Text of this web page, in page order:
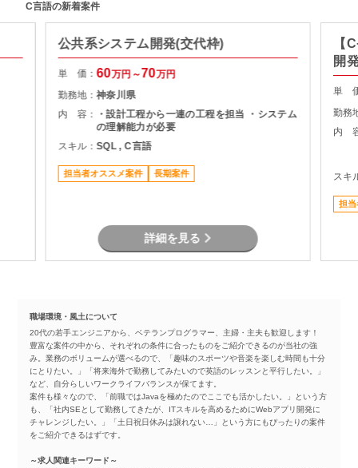
C言語の新着案件
公共系システム開発(交代枠)
単 価：60万円～70万円
勤務地：神奈川県
内 容：
・設計工程から一連の工程を担当 ・システム
の理解能力が必要
スキル：SQL , C言語
担当者オススメ案件 長期案件
詳細を見る
【
開
単
勤務
内
スキ
担当
職場環境・風土について
20代の若手エンジニアから、ベテランプログラマー、主婦・主夫も歓迎します！
豊富な案件の中から、それぞれの条件に合ったものをご紹介できるのが当社の強
み。業務のボリュームが選べるので、「趣味のスポーツや音楽を楽しむ時間も十分
にとりたい。」「将来海外で勤務してみたいので英語のレッスンと平行したい。」
など、自分らしいワークライフバランスが保てます。
案件も様々なので、「前職ではJavaを極めたのでここでも活かしたい。」という方
も、「社内SEとして勤務してきたが、ITスキルを高めるためにWebアプリ開発に
チャレンジしたい。」「土日祝日休みは譲れない…」という方にもぴったりの案件
をご紹介できるはずです。
～求人関連キーワード～